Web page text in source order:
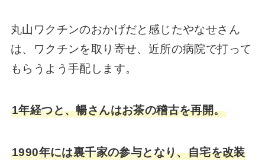
丸山ワクチンのおかげだと感じたやなせさん
は、ワクチンを取り寄せ、近所の病院で打って
もらうよう手配します。
1年経つと、暢さんはお茶の稽古を再開。
1990年には裏千家の参与となり、自宅を改装